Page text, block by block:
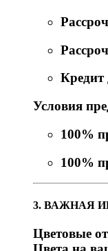
Кредит
Условия
100%
100%
3. ВАЖНАЯ
Цветовые